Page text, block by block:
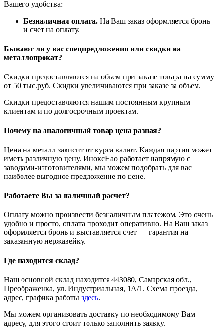
Вашего удобства:
Безналичная оплата. На Ваш заказ оформляется бронь
и счет на оплату.
Бывают ли у вас спецпредложения или скидки на
металлопрокат?
Скидки предоставляются на объем при заказе товара на сумму
от 50 тыс.руб. Скидки увеличиваются при заказе за объем.
Скидки предоставляются нашим постоянным крупным
клиентам и по долгосрочным проектам.
Почему на аналогичный товар цена разная?
Цена на металл зависит от курса валют. Каждая партия может
иметь различную цену. ИноксНао работает напрямую с
заводами-изготовителями, мы можем подобрать для вас
наиболее выгодное предложение по цене.
Работаете Вы за наличный расчет?
Оплату можно произвести безналичным платежом. Это очень
удобно и просто, оплата проходит оперативно. На Ваш заказ
оформляется бронь и выставляется счет — гарантия на
заказанную нержавейку.
Где находится склад?
Наш основной склад находится 443080, Самарская обл.,
Преображенка, ул. Индустриальная, 1А/1. Схема проезда,
адрес, графика работы здесь.
Мы можем организовать доставку по необходимому Вам
адресу, для этого стоит только заполнить заявку.